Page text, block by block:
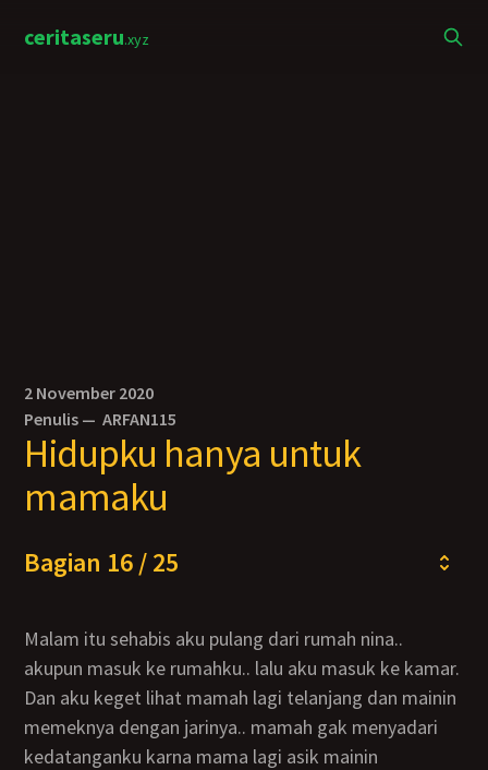
ceritaseru.xyz
2 November 2020
Penulis —ARFAN115
Hidupku hanya untuk
mamaku
Bagian 16 / 25
Malam itu sehabis aku pulang dari rumah nina..
akupun masuk ke rumahku.. lalu aku masuk ke kamar.
Dan aku keget lihat mamah lagi telanjang dan mainin
memeknya dengan jarinya.. mamah gak menyadari
kedatanganku karna mama lagi asik mainin